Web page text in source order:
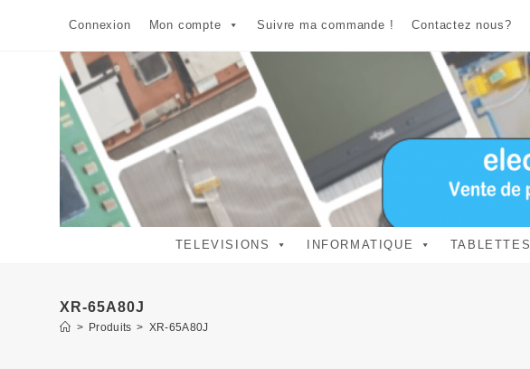
Connexion Mon compte Suivre ma commande ! Contactez nous?
TELEVISIONS INFORMATIQUE TABLETTES
XR-65A80J
> Produits > XR-65A80J